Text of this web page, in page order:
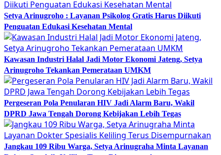
Setya Arinugroho : Layanan Psikolog Gratis Harus Diikuti
Penguatan Edukasi Kesehatan Mental
Kawasan Industri Halal Jadi Motor Ekonomi Jateng, Setya
Arinugroho Tekankan Pemerataan UMKM
Pergeseran Pola Penularan HIV Jadi Alarm Baru, Wakil
DPRD Jawa Tengah Dorong Kebijakan Lebih Tegas
Jangkau 109 Ribu Warga, Setya Arinugraha Minta Layanan